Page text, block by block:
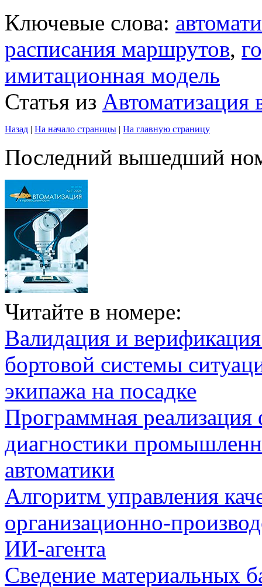
Ключевые слова:
расписания маршрутов,
имитационная модель
Статья из
Назад | На начало страницы | На главную страницу
Последний вышедший
Читайте в номере:
Валидация и
бортовой системы
экипажа на посадке
Программная
диагностики
автоматики
Алгоритм управления
организационно-
ИИ-агента
Сведение материальных